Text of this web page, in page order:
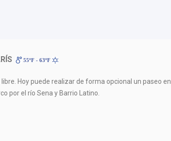
55ºF - 63ºF
libre. Hoy puede realizar de forma opcional un paseo en
por el río Sena y Barrio Latino.